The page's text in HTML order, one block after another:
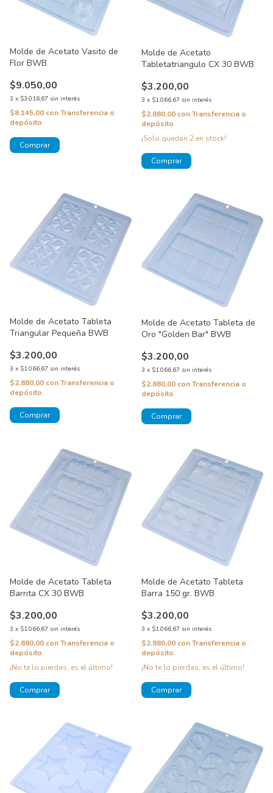
Molde de Acetato Vasito de
Flor BWB
$9.050,00
3 x $3.016,67 sin interés
$8.145,00 conTransferencia o
depósito
Molde de Acetato
Tabletatriangulo CX 30 BWB
$3.200,00
3 x $1.066,67 sin interés
$2.880,00 conTransferencia o
depósito
¡Solo quedan 2 en stock!
Molde de Acetato Tableta
Triangular Pequeña BWB
$3.200,00
3 x $1.066,67 sin interés
$2.880,00 conTransferencia o
depósito
Molde de Acetato Tableta de
Oro "Golden Bar" BWB
$3.200,00
3 x $1.066,67 sin interés
$2.880,00 conTransferencia o
depósito
Molde de Acetato Tableta
Barrita CX 30 BWB
$3.200,00
3 x $1.066,67 sin interés
$2.880,00 conTransferencia o
depósito
¡No te lo pierdas, es el último!
Molde de Acetato Tableta
Barra 150 gr. BWB
$3.200,00
3 x $1.066,67 sin interés
$2.880,00 conTransferencia o
depósito
¡No te lo pierdas, es el último!